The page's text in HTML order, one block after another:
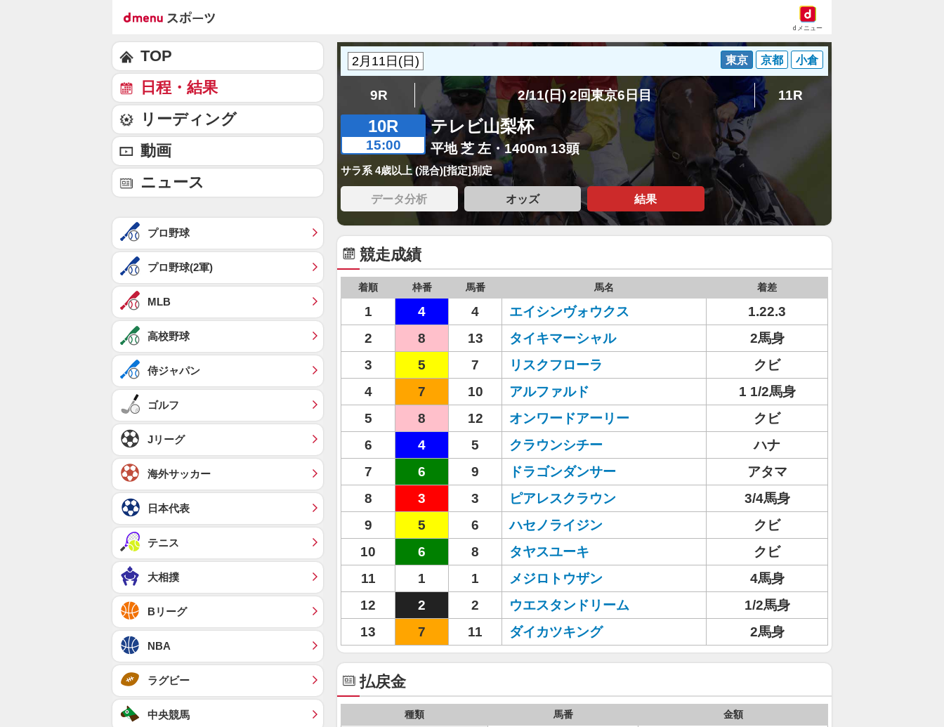
dメニュー
東京 京都 小倉
9R 2/11(日) 2回東京6日目 11R
10R
15:00
テレビ山梨杯
平地 芝 左・1400m 13頭
サラ系 4歳以上 (混合)[指定]別定
データ分析 オッズ 結果
競走成績
着順 枠番 馬番 馬名 着差
1 4 4 エイシンヴォウクス
1.22.3
2
8 13 タイキマーシャル
2馬身
3
5 7 リスクフローラ
クビ
4
7 10 アルファルド
1 1/2馬身
5
8 12 オンワードアーリー
クビ
6
4 5 クラウンシチー
ハナ
7
6 9 ドラゴンダンサー
アタマ
8
3 3 ピアレスクラウン
3/4馬身
9
5 6 ハセノライジン
クビ
10
6 8 タヤスユーキ
クビ
11
1 1 メジロトウザン
4馬身
12
2 2 ウエスタンドリーム
1/2馬身
13
7 11 ダイカツキング 2馬身
払戻金
種類 馬番 金額
TOP
日程・結果
リーディング
動画
ニュース
プロ野球
プロ野球(2軍)
MLB
高校野球
侍ジャパン
ゴルフ
Jリーグ
海外サッカー
日本代表
テニス
大相撲
Bリーグ
NBA
ラグビー
中央競馬